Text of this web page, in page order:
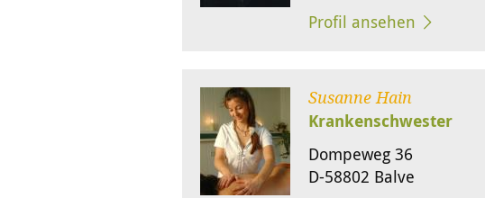
Profil ansehen
Susanne Hain
Krankenschwester
Dompeweg 36
D-58802 Balve